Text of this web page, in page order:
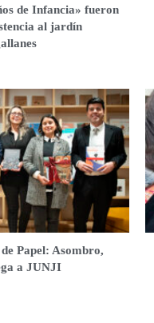
de Infancia» fueron
al jardín
Papel: Asombro,
a JUNJI